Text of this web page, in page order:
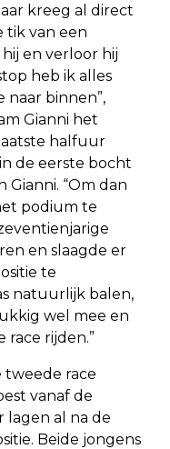
kreeg al direct
tik van een
en verloor hij
heb ik alles
naar binnen”,
Gianni het
halfuur
de eerste bocht
Gianni. “Om dan
podium te
en slaagde er
te
natuurlijk balen,
wel mee en
race rijden.”
race
vanaf de
lagen al na de
Beide jongens